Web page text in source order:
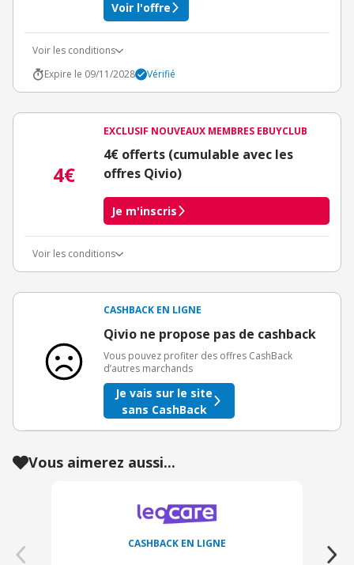
Voir l'offre
Voir les conditions
Expire le 09/11/2028
Vérifié
4€
EXCLUSIF NOUVEAUX MEMBRES EBUYCLUB
4€ offerts (cumulable avec les
offres Qivio)
Je m'inscris
Voir les conditions
3€ de bienvenue crédités immédiatement + 1€ supplémentaire
Offre réservée à une toute première inscription chez eBuyClub.
CASHBACK EN LIGNE
Qivio ne propose pas de cashback
Vous pouvez profiter des offres CashBack
d’autres marchands
Je vais sur le site
sans CashBack
Vous aimerez aussi...
CASHBACK EN LIGNE